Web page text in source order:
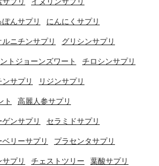
ぽんサプリ にんにくサプリ
ルニチンサプリ グリシンサプリ
トジョーンズワート チロシンサプリ
ンサプリ リジンサプリ
ト 高麗人参サプリ
ゲンサプリ セラミドサプリ
ベリーサプリ プラセンタサプリ
プリ チェストツリー 葉酸サプリ